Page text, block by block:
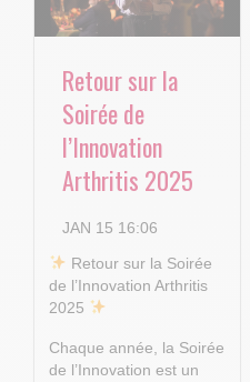
Retour sur la
Soirée de
l’Innovation
Arthritis 2025
JAN 15 16:06
​ Retour sur la Soirée
de l’Innovation Arthritis
2025
Chaque année, la Soirée
de l’Innovation est un